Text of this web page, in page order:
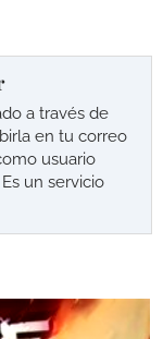
a través de
en tu correo
usuario
un servicio